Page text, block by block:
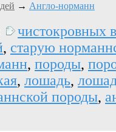
→ Англо-норманн
чистокровных
, старую
, породы,
, лошадь,
породы,